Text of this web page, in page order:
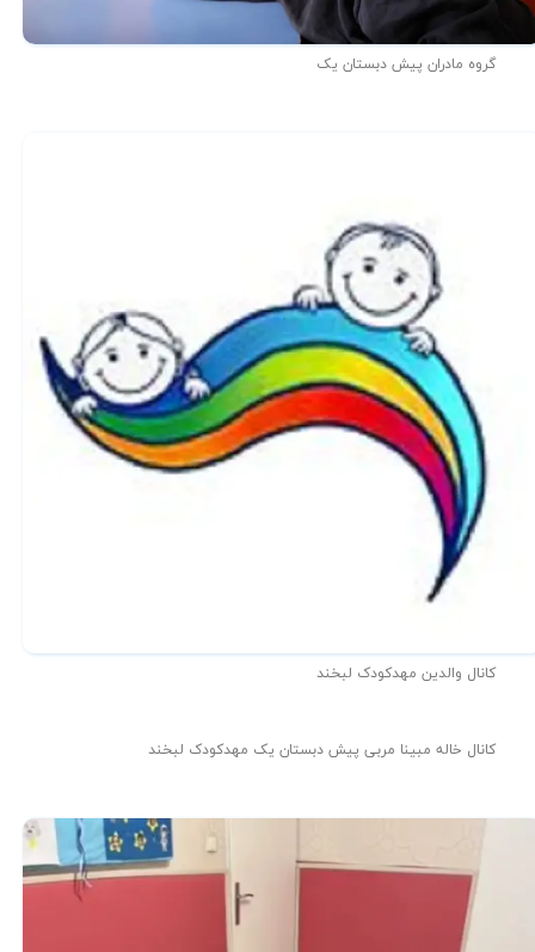
گروه مادران پیش دبستان یک
کانال والدین مهدکودک لبخند
کانال خاله مبینا مربی پیش دبستان یک مهدکودک لبخند